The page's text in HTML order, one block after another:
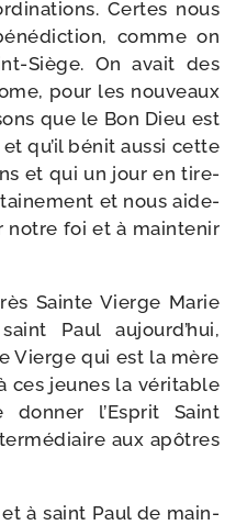
Certes nous
comme on
​Siège. On avait des
pour les nou­veaux
que le Bon Dieu est
qu’il bénit aus­si cette
et qui un jour en tire­
et nous aide­
notre foi et à main­te­nir
Sainte Vierge Marie
Paul aujourd’hui,
Vierge qui est la mère
ces jeunes la véri­table
l’Esprit Saint
aux apôtres
à saint Paul de main­